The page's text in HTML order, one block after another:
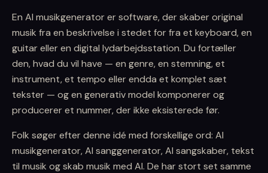
En AI musikgenerator er software, der skaber original
musik fra en beskrivelse i stedet for fra et keyboard, en
guitar eller en digital lydarbejdsstation. Du fortæller
den, hvad du vil have — en genre, en stemning, et
instrument, et tempo eller endda et komplet sæt
tekster — og en generativ model komponerer og
producerer et nummer, der ikke eksisterede før.
Folk søger efter denne idé med forskellige ord: AI
musikgenerator, AI sanggenerator, AI sangskaber, tekst
til musik og skab musik med AI. De har stort set samme